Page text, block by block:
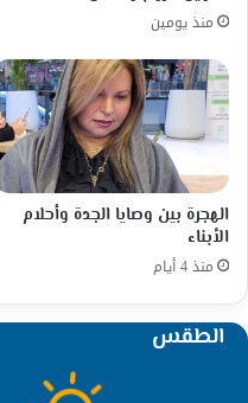
منذ يومين
الهجرة بين وصايا الجدة وأحلام
الأبناء
منذ 4 أيام
الطقس